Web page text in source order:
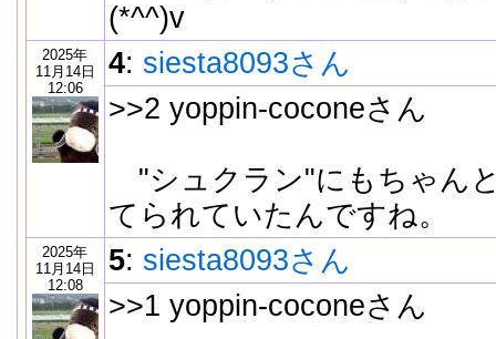
(*^^)v
2025年
11月14日
12:06
4: siesta8093さん
>>2 yoppin-coconeさん
"シュクラン"にもちゃん
てられていたんですね。
2025年
11月14日
12:08
5: siesta8093さん
>>1 yoppin-coconeさん